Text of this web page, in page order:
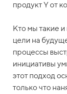
продукт Y от
Кто мы такие
цели на
процессы
инициативы
этот подход
только что